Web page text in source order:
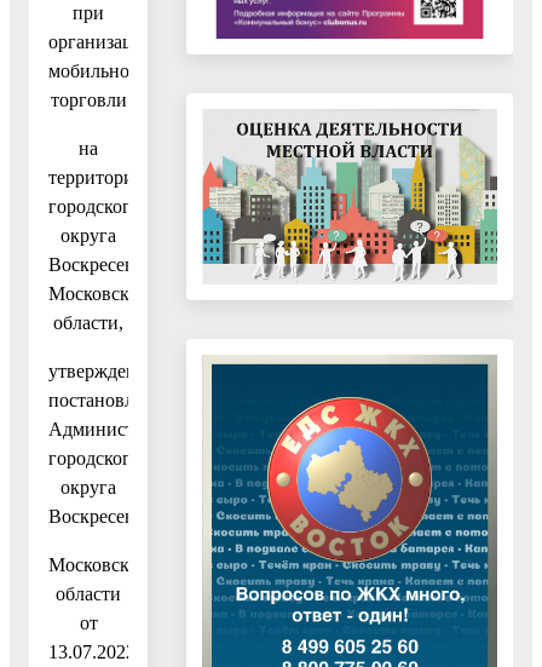
при
организации
мобильной
торговли
на
территории
городского
округа
Воскресенск
Московской
области,
утвержденный
постановлением
Администрации
городского
округа
Воскресенск
Московской
области
от
13.07.2022